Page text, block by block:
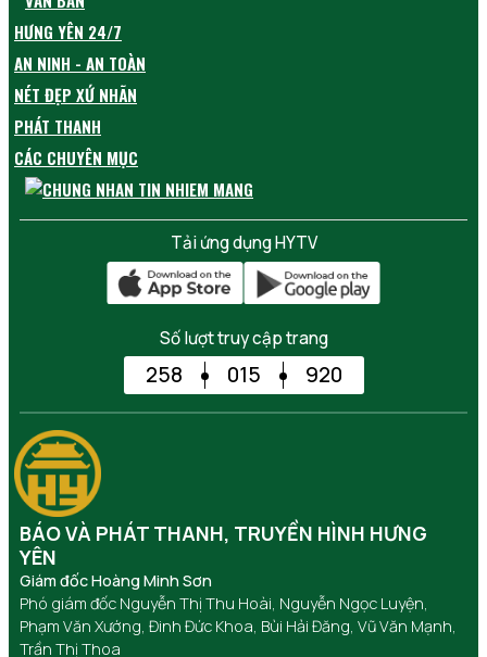
HƯNG YÊN 24/7
AN NINH - AN TOÀN
NÉT ĐẸP XỨ NHÃN
PHÁT THANH
CÁC CHUYÊN MỤC
Tải ứng dụng HYTV
Số lượt truy cập trang
258 015 920
BÁO VÀ PHÁT THANH, TRUYỀN HÌNH HƯNG
YÊN
Giám đốc Hoàng Minh Sơn
Phó giám đốc Nguyễn Thị Thu Hoài, Nguyễn Ngọc Luyện,
Phạm Văn Xướng, Đinh Đức Khoa, Bùi Hải Đăng, Vũ Văn Mạnh,
Trần Thị Thoa